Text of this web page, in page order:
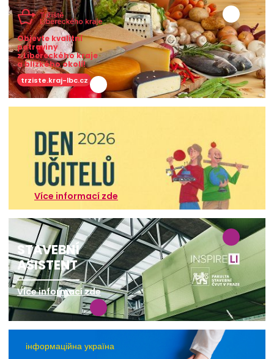
Objevte kvalitní
potraviny
z Libereckého kraje
a blízkého okolí!
trziste.kraj-lbc.cz
Více informací zde
STAVEBNÍ
ASISTENT
Více informací zde
інформаційна україна